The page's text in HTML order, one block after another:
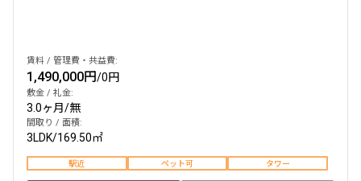
賃料 / 管理費・共益費:
1,490,000円/0円
敷金 / 礼金:
3.0ヶ月/無
間取り / 面積:
3LDK/169.50㎡
駅近 ペット可 タワー